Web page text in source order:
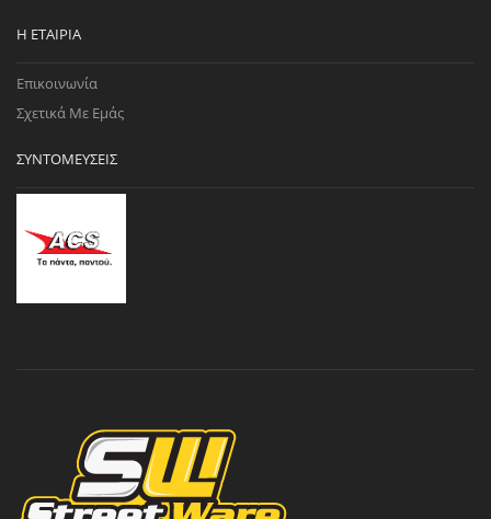
Η ΕΤΑΙΡΊΑ
Επικοινωνία
Σχετικά Με Εμάς
ΣΥΝΤΟΜΕΎΣΕΙΣ